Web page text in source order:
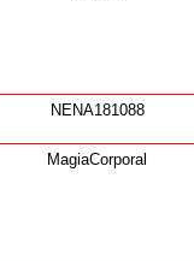
NENA181088
MagiaCorporal